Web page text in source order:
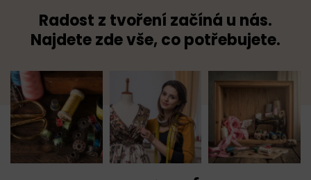
Radost z tvoření začíná u nás.
Najdete zde vše, co potřebujete.